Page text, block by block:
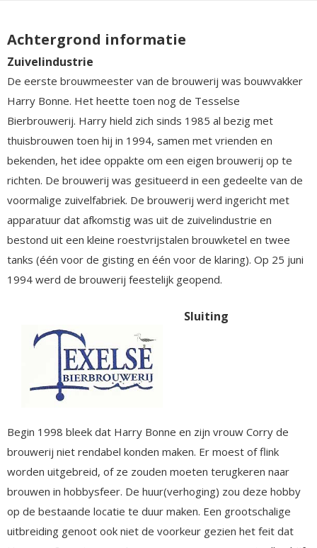
Achtergrond informatie
Zuivelindustrie
De eerste brouwmeester van de brouwerij was bouwvakker
Harry Bonne. Het heette toen nog de Tesselse
Bierbrouwerij. Harry hield zich sinds 1985 al bezig met
thuisbrouwen toen hij in 1994, samen met vrienden en
bekenden, het idee oppakte om een eigen brouwerij op te
richten. De brouwerij was gesitueerd in een gedeelte van de
voormalige zuivelfabriek. De brouwerij werd ingericht met
apparatuur dat afkomstig was uit de zuivelindustrie en
bestond uit een kleine roestvrijstalen brouwketel en twee
tanks (één voor de gisting en één voor de klaring). Op 25 juni
1994 werd de brouwerij feestelijk geopend.
Sluiting
Begin 1998 bleek dat Harry Bonne en zijn vrouw Corry de
brouwerij niet rendabel konden maken. Er moest of flink
worden uitgebreid, of ze zouden moeten terugkeren naar
brouwen in hobbysfeer. De huur(verhoging) zou deze hobby
op de bestaande locatie te duur maken. Een grootschalige
uitbreiding genoot ook niet de voorkeur gezien het feit dat